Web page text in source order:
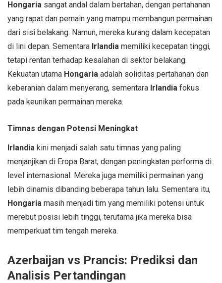
Hongaria sangat andal dalam bertahan, dengan pertahanan
yang rapat dan pemain yang mampu membangun permainan
dari sisi belakang. Namun, mereka kurang dalam kecepatan
di lini depan. Sementara Irlandia memiliki kecepatan tinggi,
tetapi rentan terhadap kesalahan di sektor belakang.
Kekuatan utama Hongaria adalah soliditas pertahanan dan
keberanian dalam menyerang, sementara Irlandia fokus
pada keunikan permainan mereka.
Timnas dengan Potensi Meningkat
Irlandia kini menjadi salah satu timnas yang paling
menjanjikan di Eropa Barat, dengan peningkatan performa di
level internasional. Mereka juga memiliki permainan yang
lebih dinamis dibanding beberapa tahun lalu. Sementara itu,
Hongaria masih menjadi tim yang memiliki potensi untuk
merebut posisi lebih tinggi, terutama jika mereka bisa
memperkuat tim tengah mereka.
Azerbaijan vs Prancis: Prediksi dan
Analisis Pertandingan